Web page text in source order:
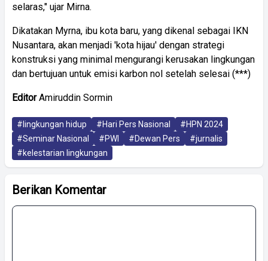
selaras," ujar Mirna.
Dikatakan Myrna, ibu kota baru, yang dikenal sebagai IKN
Nusantara, akan menjadi 'kota hijau' dengan strategi
konstruksi yang minimal mengurangi kerusakan lingkungan
dan bertujuan untuk emisi karbon nol setelah selesai (***)
EditorAmiruddin Sormin
#lingkungan hidup #Hari Pers Nasional
#HPN 2024
#Seminar Nasional
#PWI #Dewan Pers
#jurnalis
#kelestarian lingkungan
Berikan Komentar